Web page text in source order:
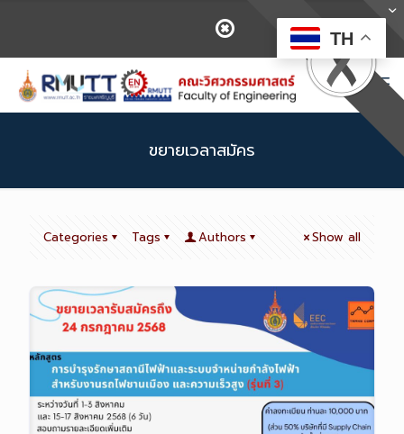
ขยายเวลาสมัคร
Categories Tags Authors Show all
TH